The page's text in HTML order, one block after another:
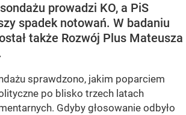
prowadzi KO, a PiS
spadek notowań. W badaniu
także Rozwój Plus Mateusza
sprawdzono, jakim poparciem
po blisko trzech latach
Gdyby głosowanie odbyło